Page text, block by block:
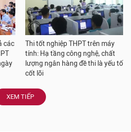
các
Thi tốt nghiệp THPT trên máy
tính: Hạ tầng công nghệ, chất
lượng ngân hàng đề thi là yếu tố
cốt lõi
XEM TIẾP